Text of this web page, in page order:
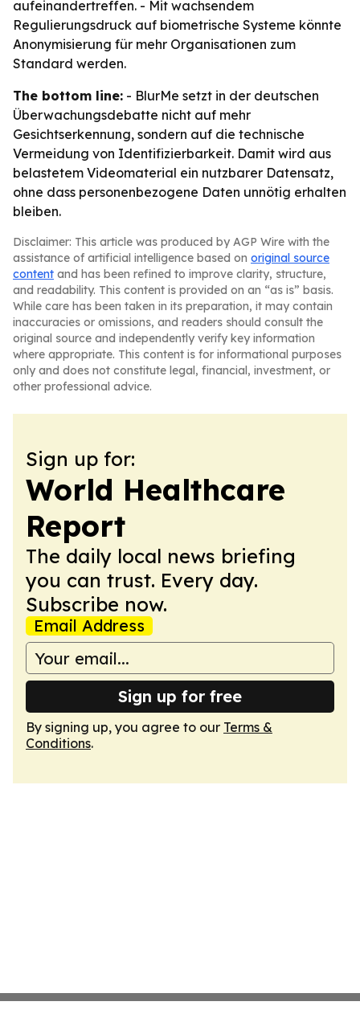
aufeinandertreffen. - Mit wachsendem
Regulierungsdruck auf biometrische Systeme könnte
Anonymisierung für mehr Organisationen zum
Standard werden.
The bottom line: - BlurMe setzt in der deutschen
Überwachungsdebatte nicht auf mehr
Gesichtserkennung, sondern auf die technische
Vermeidung von Identifizierbarkeit. Damit wird aus
belastetem Videomaterial ein nutzbarer Datensatz,
ohne dass personenbezogene Daten unnötig erhalten
bleiben.
Disclaimer: This article was produced by AGP Wire with the
assistance of artificial intelligence based on original source
content and has been refined to improve clarity, structure,
and readability. This content is provided on an “as is” basis.
While care has been taken in its preparation, it may contain
inaccuracies or omissions, and readers should consult the
original source and independently verify key information
where appropriate. This content is for informational purposes
only and does not constitute legal, financial, investment, or
other professional advice.
Sign up for:
World Healthcare
Report
The daily local news briefing
you can trust. Every day.
Subscribe now.
Email Address
Sign up for free
By signing up, you agree to our Terms &
Conditions.